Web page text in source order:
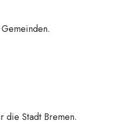
die Stadt Bremen.